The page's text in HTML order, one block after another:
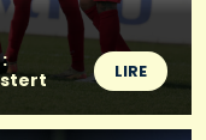
LIRE